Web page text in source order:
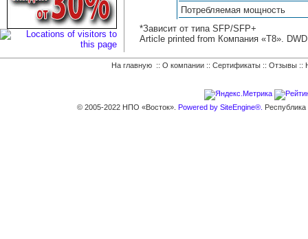
Потребляемая мощность
*Зависит от типа SFP/SFP+
Article printed from Компания «Т8».
На главную :: О компании :: Сертификаты :: Отзывы ::
© 2005-2022 НПО «Восток». Powered by SiteEngine®.